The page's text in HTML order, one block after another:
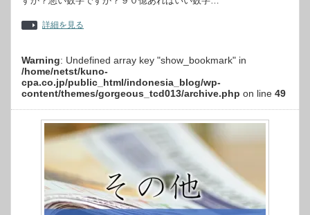
詳細を見る
Warning: Undefined array key "show_bookmark" in
/home/netst/kuno-
cpa.co.jp/public_html/indonesia_blog/wp-
content/themes/gorgeous_tcd013/archive.php on line 49